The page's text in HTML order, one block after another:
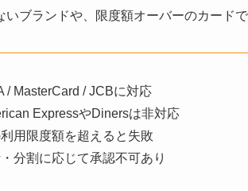
いブランドや、限度額オーバーのカード
/ MasterCard / JCBに対応
ExpressやDinersは非対応
利用限度額を超えると失敗
分割に応じて承認不可あり